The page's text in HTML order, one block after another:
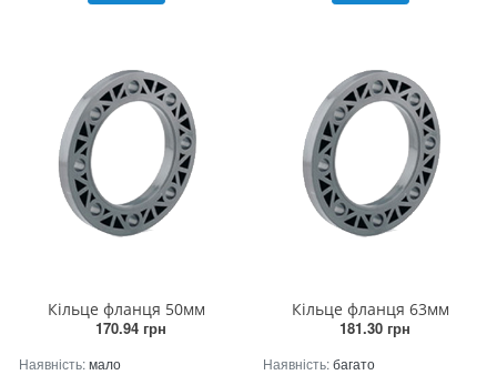
Кільце фланця 50мм
170.94 грн
Наявність:мало
Кільце фланця 63мм
181.30 грн
Наявність:багато